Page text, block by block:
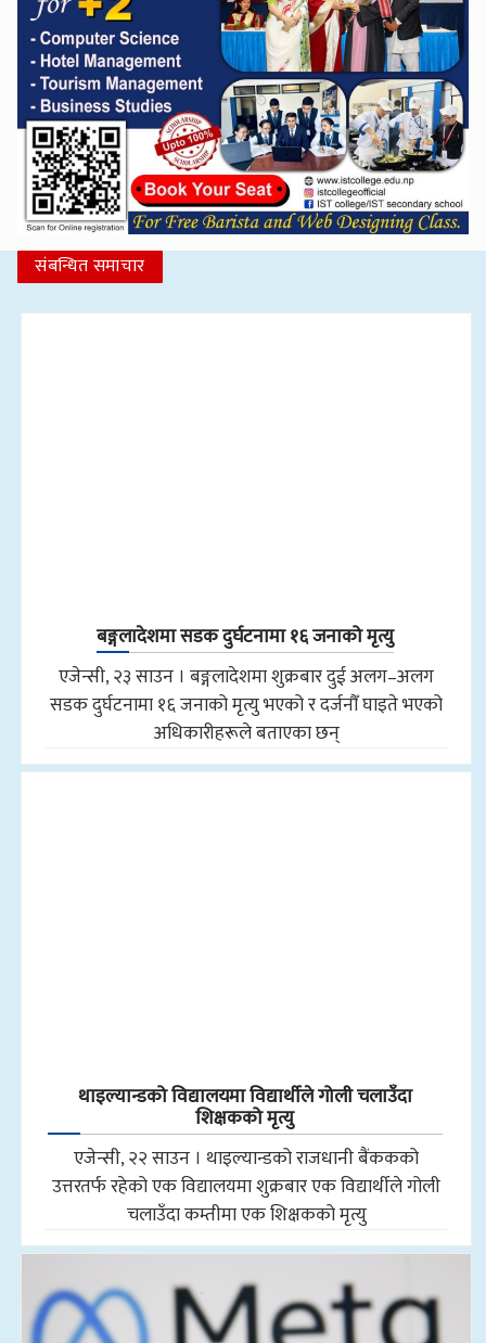
संबन्धित समाचार
बङ्गलादेशमा सडक दुर्घटनामा १६ जनाको मृत्यु
एजेन्सी, २३ साउन । बङ्गलादेशमा शुक्रबार दुई अलग–अलग
सडक दुर्घटनामा १६ जनाको मृत्यु भएको र दर्जनौँ घाइते भएको
अधिकारीहरूले बताएका छन्
थाइल्यान्डको विद्यालयमा विद्यार्थीले गोली चलाउँदा
शिक्षकको मृत्यु
एजेन्सी, २२ साउन । थाइल्यान्डको राजधानी बैंककको
उत्तरतर्फ रहेको एक विद्यालयमा शुक्रबार एक विद्यार्थीले गोली
चलाउँदा कम्तीमा एक शिक्षकको मृत्यु